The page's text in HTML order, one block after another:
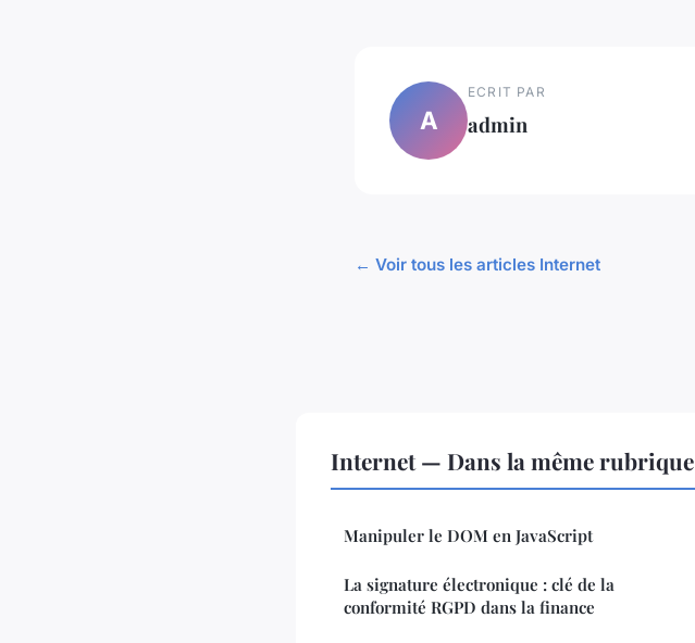
A
ECRIT PAR
admin
← Voir tous les articles Internet
Internet — Dans la même rubrique
Manipuler le DOM en JavaScript
La signature électronique : clé de la
conformité RGPD dans la finance